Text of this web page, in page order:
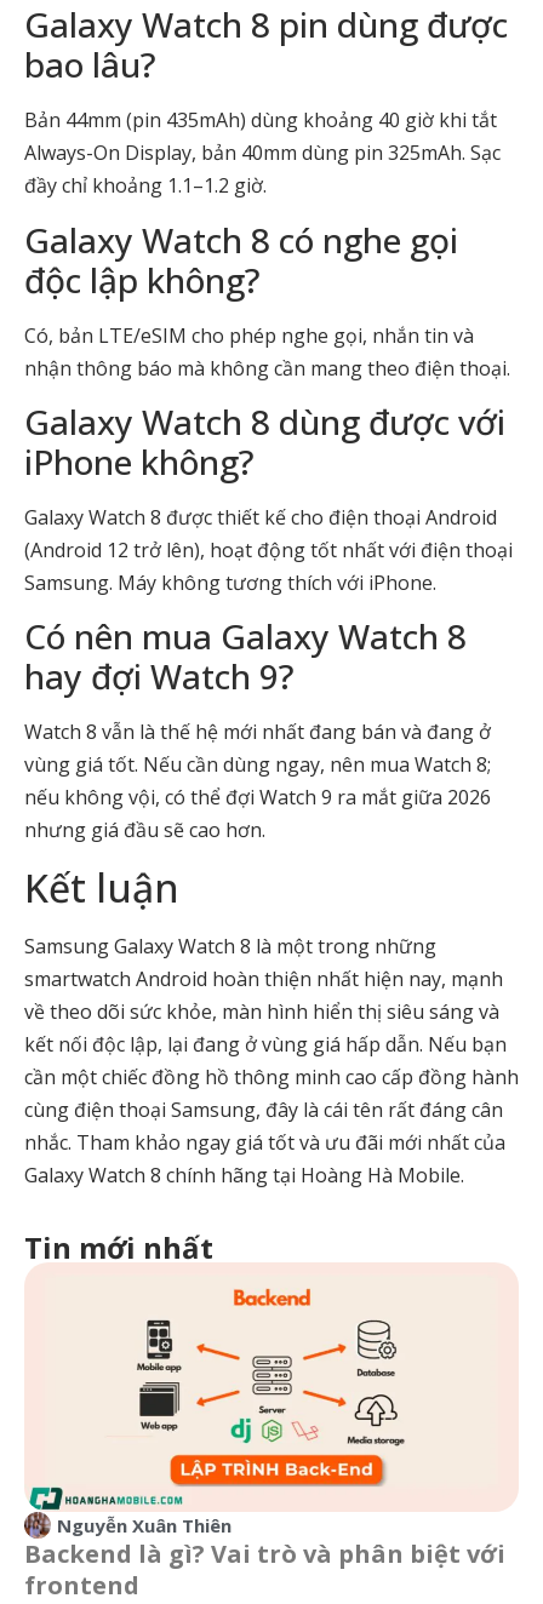
Galaxy Watch 8 pin dùng được
bao lâu?
Bản 44mm (pin 435mAh) dùng khoảng 40 giờ khi tắt
Always-On Display, bản 40mm dùng pin 325mAh. Sạc
đầy chỉ khoảng 1.1–1.2 giờ.
Galaxy Watch 8 có nghe gọi
độc lập không?
Có, bản LTE/eSIM cho phép nghe gọi, nhắn tin và
nhận thông báo mà không cần mang theo điện thoại.
Galaxy Watch 8 dùng được với
iPhone không?
Galaxy Watch 8 được thiết kế cho điện thoại Android
(Android 12 trở lên), hoạt động tốt nhất với điện thoại
Samsung. Máy không tương thích với iPhone.
Có nên mua Galaxy Watch 8
hay đợi Watch 9?
Watch 8 vẫn là thế hệ mới nhất đang bán và đang ở
vùng giá tốt. Nếu cần dùng ngay, nên mua Watch 8;
nếu không vội, có thể đợi Watch 9 ra mắt giữa 2026
nhưng giá đầu sẽ cao hơn.
Kết luận
Samsung Galaxy Watch 8 là một trong những
smartwatch Android hoàn thiện nhất hiện nay, mạnh
về theo dõi sức khỏe, màn hình hiển thị siêu sáng và
kết nối độc lập, lại đang ở vùng giá hấp dẫn. Nếu bạn
cần một chiếc đồng hồ thông minh cao cấp đồng hành
cùng điện thoại Samsung, đây là cái tên rất đáng cân
nhắc. Tham khảo ngay giá tốt và ưu đãi mới nhất của
Galaxy Watch 8 chính hãng tại Hoàng Hà Mobile.
Tin mới nhất
Nguyễn Xuân Thiên
Backend là gì? Vai trò và phân biệt với
frontend